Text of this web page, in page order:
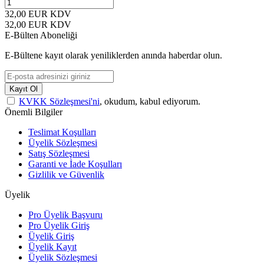
32,00 EUR KDV
32,00 EUR KDV
E-Bülten Aboneliği
E-Bültene kayıt olarak yeniliklerden anında haberdar olun.
Kayıt Ol
KVKK Sözleşmesi'ni, okudum, kabul ediyorum.
Önemli Bilgiler
Teslimat Koşulları
Üyelik Sözleşmesi
Satış Sözleşmesi
Garanti ve İade Koşulları
Gizlilik ve Güvenlik
Üyelik
Pro Üyelik Başvuru
Pro Üyelik Giriş
Üyelik Giriş
Üyelik Kayıt
Üyelik Sözleşmesi